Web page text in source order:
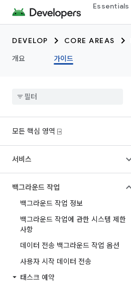
Essentials
DEVELOP CORE AREAS
개요
가이드
모든 핵심 영역 ⍈
서비스
백그라운드 작업
백그라운드 작업 정보
백그라운드 작업에 관한 시스템 제한
사항
데이터 전송 백그라운드 작업 옵션
사용자 시작 데이터 전송
태스크 예약